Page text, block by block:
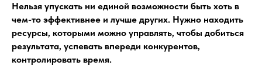
Нельзя упускать ни единой возможности быть хоть в
чем-то эффективнее и лучше других. Нужно находить
ресурсы, которыми можно управлять, чтобы добиться
результата, успевать впереди конкурентов,
контролировать время.